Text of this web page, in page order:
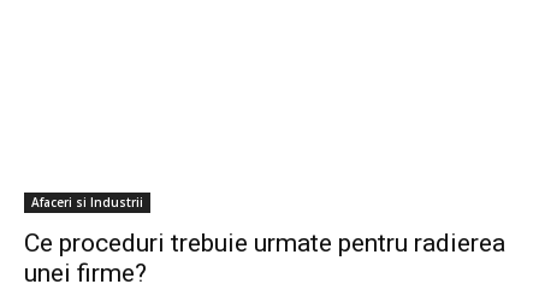
Afaceri si Industrii
Ce proceduri trebuie urmate pentru radierea
unei firme?